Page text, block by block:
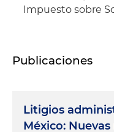
Impuesto sobre
Publicaciones
Litigios
México: